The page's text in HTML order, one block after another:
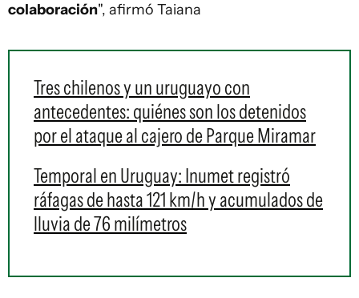
colaboración", afirmó Taiana
Tres chilenos y un uruguayo con
antecedentes: quiénes son los detenidos
por el ataque al cajero de Parque Miramar
Temporal en Uruguay: Inumet registró
ráfagas de hasta 121 km/h y acumulados de
lluvia de 76 milímetros